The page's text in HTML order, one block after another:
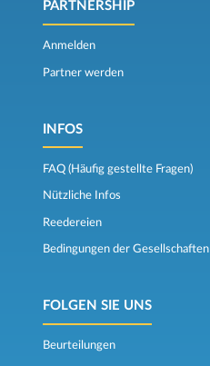
PARTNERSHIP
Anmelden
Partner werden
INFOS
FAQ (Häufig gestellte Fragen)
Nützliche Infos
Reedereien
Bedingungen der Gesellschaften
FOLGEN SIE UNS
Beurteilungen